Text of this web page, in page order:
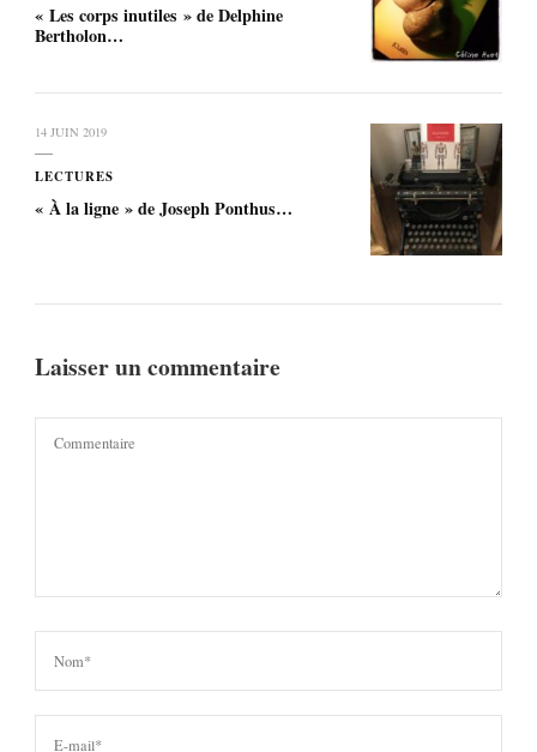
« Les corps inutiles » de Delphine
Bertholon…
14 JUIN 2019
LECTURES
« À la ligne » de Joseph Ponthus…
Laisser un commentaire